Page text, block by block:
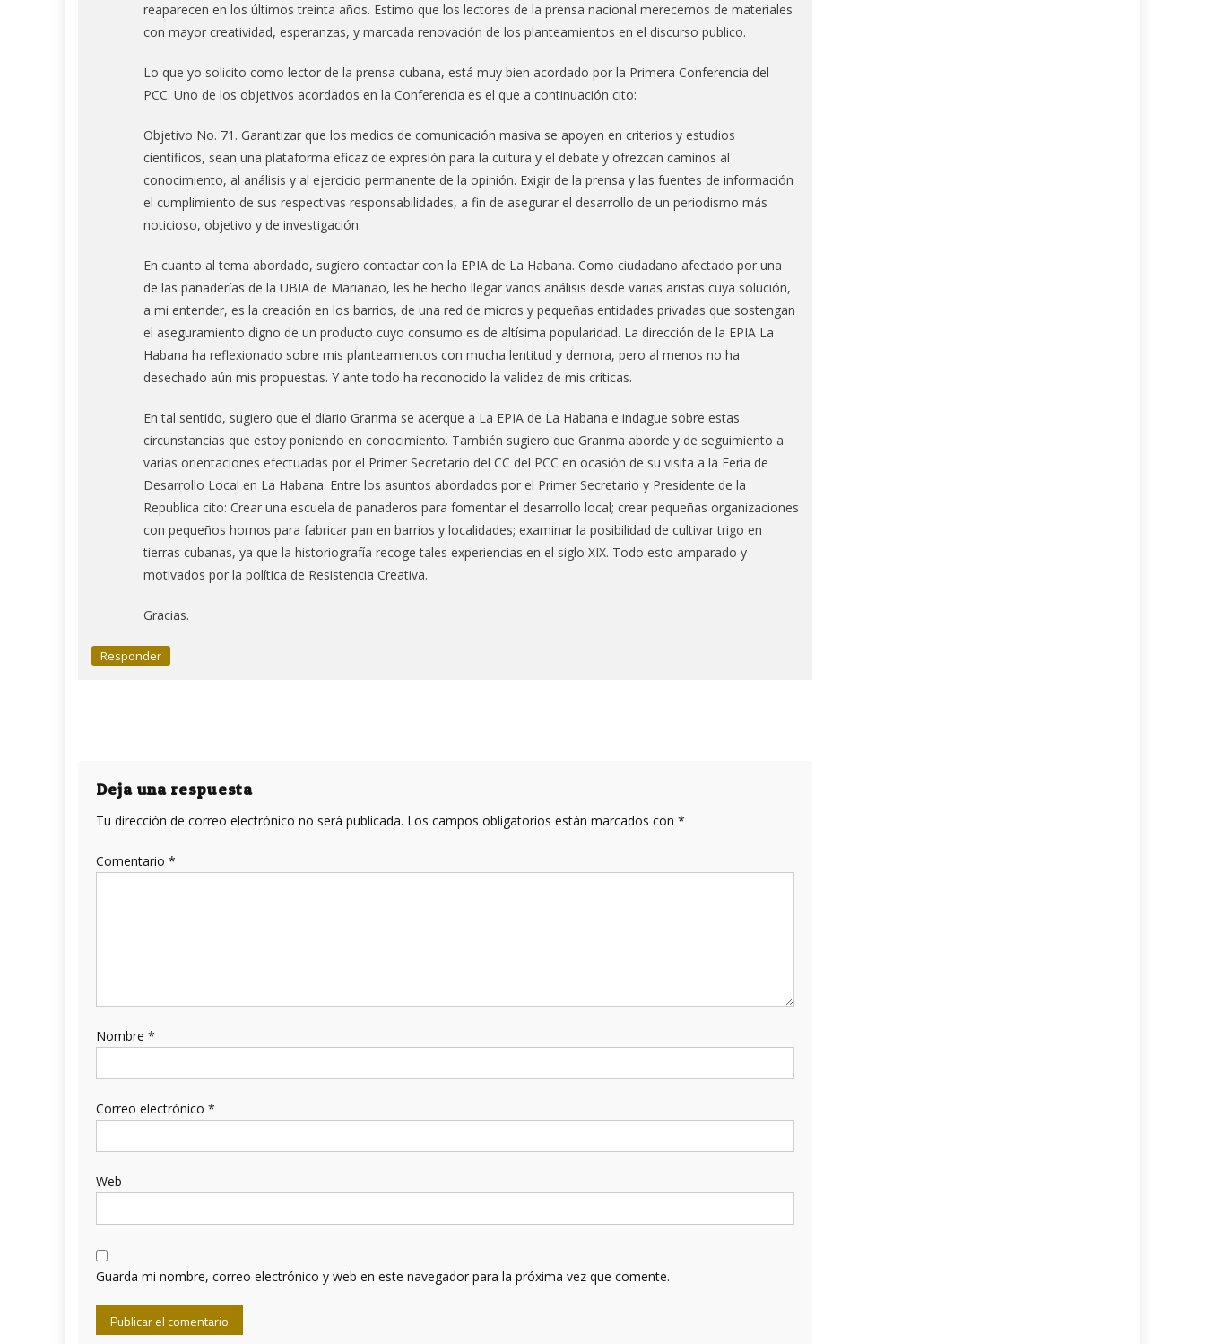
reaparecen en los últimos treinta años. Estimo que los lectores de la prensa nacional merecemos de materiales
con mayor creatividad, esperanzas, y marcada renovación de los planteamientos en el discurso publico.
Lo que yo solicito como lector de la prensa cubana, está muy bien acordado por la Primera Conferencia del
PCC. Uno de los objetivos acordados en la Conferencia es el que a continuación cito:
Objetivo No. 71. Garantizar que los medios de comunicación masiva se apoyen en criterios y estudios
científicos, sean una plataforma eficaz de expresión para la cultura y el debate y ofrezcan caminos al
conocimiento, al análisis y al ejercicio permanente de la opinión. Exigir de la prensa y las fuentes de información
el cumplimiento de sus respectivas responsabilidades, a fin de asegurar el desarrollo de un periodismo más
noticioso, objetivo y de investigación.
En cuanto al tema abordado, sugiero contactar con la EPIA de La Habana. Como ciudadano afectado por una
de las panaderías de la UBIA de Marianao, les he hecho llegar varios análisis desde varias aristas cuya solución,
a mi entender, es la creación en los barrios, de una red de micros y pequeñas entidades privadas que sostengan
el aseguramiento digno de un producto cuyo consumo es de altísima popularidad. La dirección de la EPIA La
Habana ha reflexionado sobre mis planteamientos con mucha lentitud y demora, pero al menos no ha
desechado aún mis propuestas. Y ante todo ha reconocido la validez de mis críticas.
En tal sentido, sugiero que el diario Granma se acerque a La EPIA de La Habana e indague sobre estas
circunstancias que estoy poniendo en conocimiento. También sugiero que Granma aborde y de seguimiento a
varias orientaciones efectuadas por el Primer Secretario del CC del PCC en ocasión de su visita a la Feria de
Desarrollo Local en La Habana. Entre los asuntos abordados por el Primer Secretario y Presidente de la
Republica cito: Crear una escuela de panaderos para fomentar el desarrollo local; crear pequeñas organizaciones
con pequeños hornos para fabricar pan en barrios y localidades; examinar la posibilidad de cultivar trigo en
tierras cubanas, ya que la historiografía recoge tales experiencias en el siglo XIX. Todo esto amparado y
motivados por la política de Resistencia Creativa.
Gracias.
Responder
Deja una respuesta
Tu dirección de correo electrónico no será publicada. Los campos obligatorios están marcados con *
Comentario *
Nombre *
Correo electrónico *
Web
Guarda mi nombre, correo electrónico y web en este navegador para la próxima vez que comente.